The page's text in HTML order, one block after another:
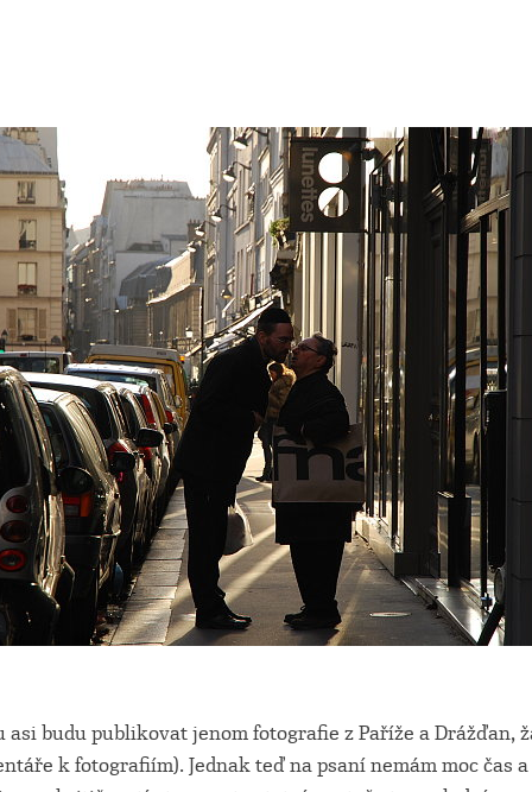
asi budu publikovat jenom fotografie z Paříže a Drážďan,
k fotografiím). Jednak teď na psaní nemám moc čas